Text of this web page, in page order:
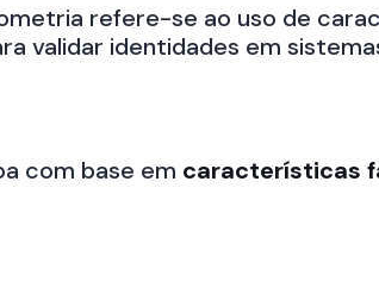
refere-se ao uso de
validar identidades em
com base em características